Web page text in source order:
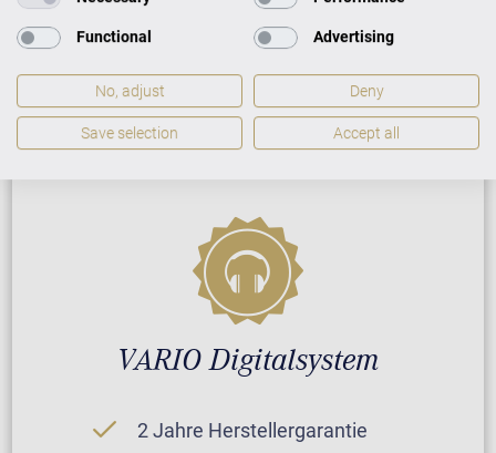
GARANTIEBEDINGUNGEN
VARIO Digitalsystem
2 Jahre Herstellergarantie
Functional Advertising
No, adjust Deny
Save selection Accept all